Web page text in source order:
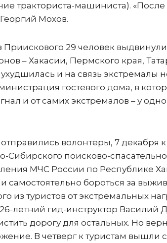
тракториста-машиниста). «После
Мохов.
29 человек
– Хакасии, Пермского края,
и на связь экстремалы
гостевого дома, в
и от самих экстремалов – у
волонтеры, 7 декабря
поисково-
МЧС России по Республике
самостоятельно бороться за
из туристов от экстремальных
летний гид-инструктор Василий
дорогу для остальных. Но
В четверг к туристам вышли